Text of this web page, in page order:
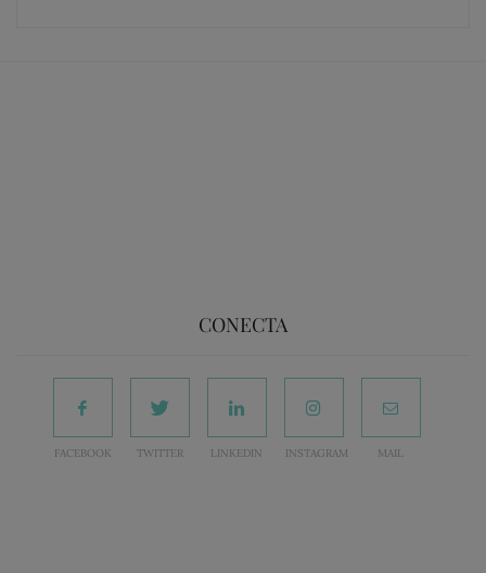
CONECTA
FACEBOOK TWITTER LINKEDIN INSTAGRAM MAIL